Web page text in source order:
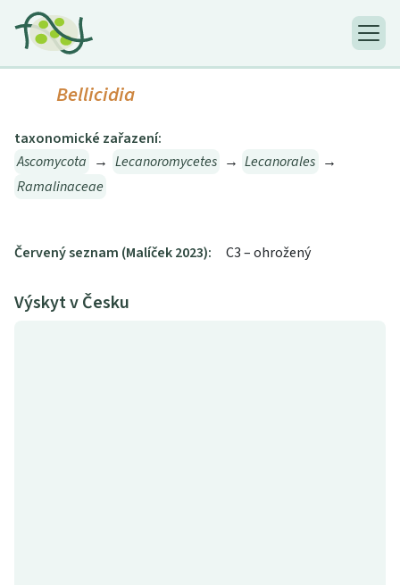
Bellicidia
taxonomické zařazení:
Ascomycota → Lecanoromycetes → Lecanorales →
Ramalinaceae
Červený seznam (Malíček 2023): C3 – ohrožený
Výskyt v Česku